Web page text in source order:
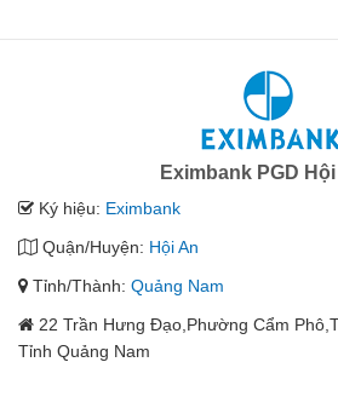
Eximbank PGD
Ký hiệu: Eximbank
Quận/Huyện: Hội An
Tỉnh/Thành: Quảng Nam
22 Trần Hưng Đạo,Phường Cẩm
Tỉnh Quảng Nam